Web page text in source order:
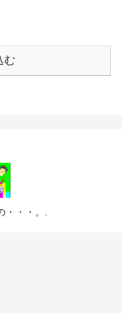
む
・・。.